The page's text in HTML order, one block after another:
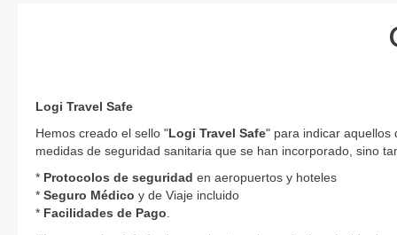
Logi Travel Safe
Hemos creado el sello "Logi Travel Safe" para indicar aquellos
medidas de seguridad sanitaria que se han incorporado, sino
* Protocolos de seguridad en aeropuertos y hoteles
* Seguro Médico y de Viaje incluido
* Facilidades de Pago